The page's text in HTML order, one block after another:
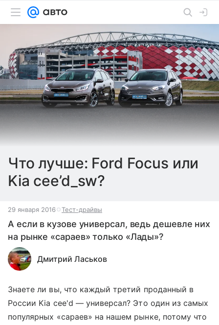
Что лучше: Ford Focus или
Kia cee’d_sw?
29 января 2016 Тест-драйвы
А если в кузове универсал, ведь дешевле них
на рынке «сараев» только «Лады»?
Дмитрий Ласьков
Знаете ли вы, что каждый третий проданный в
России Kia cee'd — универсал? Это один из самых
популярных «сараев» на нашем рынке, потому что